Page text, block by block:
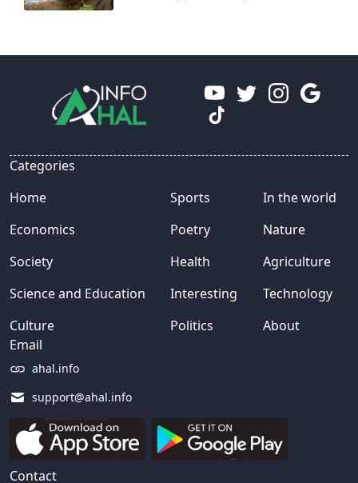
Email
ahal.info
support@ahal.info
Categories
Home
Economics
Society
Science and Education
Culture
Sports
Poetry
Health
Interesting
Politics
In the world
Nature
Agriculture
Technology
About
Contact